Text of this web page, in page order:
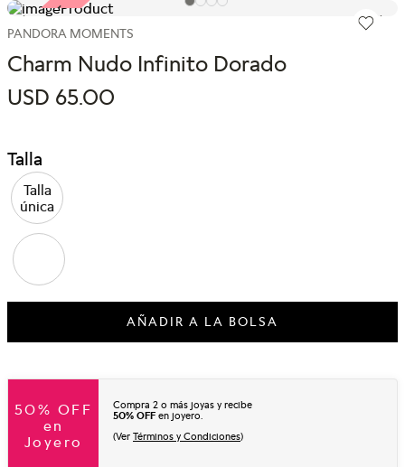
ARMA TU SET
ARMA TU SET
PANDORA MOMENTS
Charm Nudo Infinito Dorado
USD 65.00
Talla
Talla
única
AÑADIR A LA BOLSA
50% OFF
en
Joyero
Compra 2 o más joyas y recibe
50% OFF en joyero.
(Ver Términos y Condiciones)